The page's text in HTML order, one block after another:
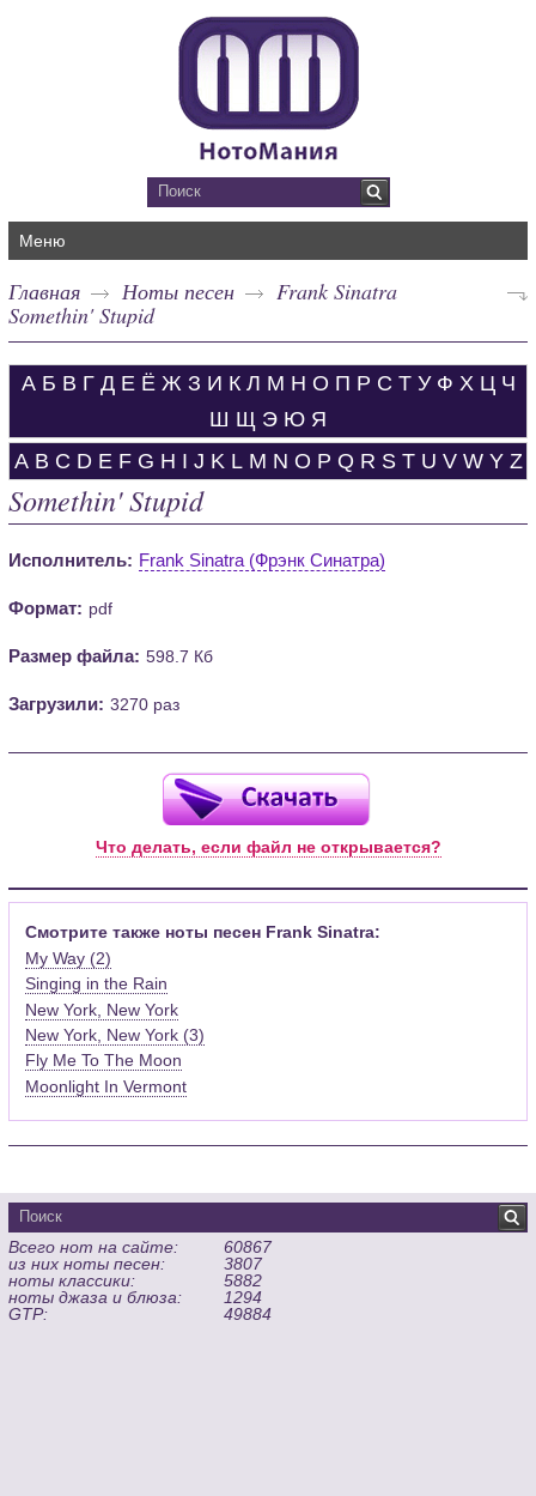
Меню
Главная Ноты песен
Frank Sinatra
Somethin' Stupid
А Б В Г Д Е Ё Ж З И К Л М Н О П Р С Т У Ф Х Ц Ч
Ш Щ Э Ю Я
A B C D E F G H I J K L M N O P Q R S T U V W Y Z
Somethin' Stupid
Исполнитель: Frank Sinatra (Фрэнк Синатра)
Формат: pdf
Размер файла: 598.7 Кб
Загрузили: 3270 раз
Что делать, если файл не открывается?
Смотрите также ноты песен Frank Sinatra:
My Way (2)
Singing in the Rain
New York, New York
New York, New York (3)
Fly Me To The Moon
Moonlight In Vermont
Всего нот на сайте:
60867
из них ноты песен:
3807
ноты классики:
5882
ноты джаза и блюза:
1294
GTP:
49884